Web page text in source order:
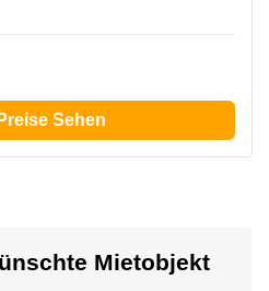
Sehen
Mietobjekt